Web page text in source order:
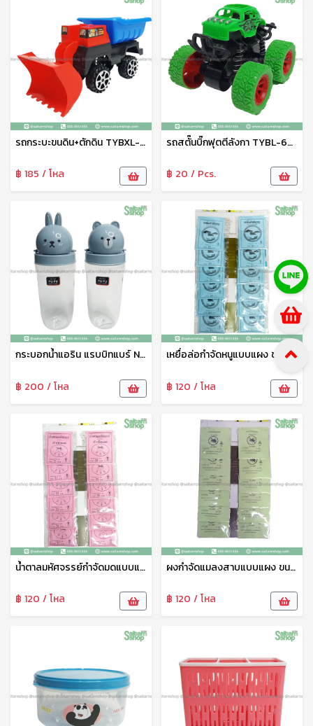
รถกระบะขนดิน+ตักดิน TYBXL-31006ABC
฿ 185 / โหล
รถสตั๊นบิ๊กฟุตตีลังกา TYBL-666-1
฿ 20 / Pcs.
กระบอกน้ำแอริน แรบบิทแบร์ No.019 800มล. เบสกลาส
฿ 200 / โหล
เหยื่อล่อกำจัดหนูแบบแผง ขนาด 25กรัม SP
฿ 120 / โหล
น้ำตาลมหัศจรรย์กำจัดมดแบบแผง ขนาด 20กรัม SP
฿ 120 / โหล
ผงกำจัดแมลงสาบแบบแผง ขนาด 20กรัม SP
฿ 120 / โหล